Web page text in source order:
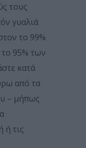
τους
γυαλιά
το 99%
το 95% των
κατά
από τα
– μήπως
ή τις